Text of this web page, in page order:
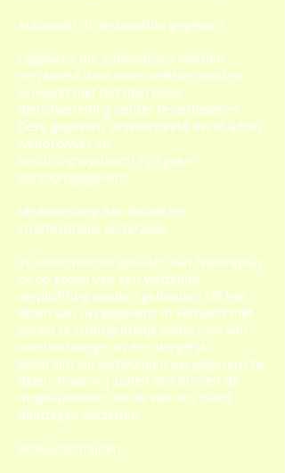
Automatisch verzamelde gegevens
Gegevens die automatisch worden
verzameld door onze website worden
verwerkt met het doel onze
dienstverlening verder te verbeteren.
Deze gegevens (bijvoorbeeld uw IP-adres,
webbrowser en
besturingssysteem) zijn geen
persoonsgegevens.
Medewerking aan fiscaal en
strafrechtelijk onderzoek
In voorkomende gevallen kan Natureplay
bv op grond van een wettelijke
verplichting worden gehouden tot het
delen van uw gegevens in verband met
fiscaal of strafrechtelijk onderzoek van
overheidswege. In een dergelijk
geval zijn wij gedwongen uw gegevens te
delen, maar wij zullen ons binnen de
mogelijkheden die de wet ons biedt
daartegen verzetten.
Bewaartermijnen